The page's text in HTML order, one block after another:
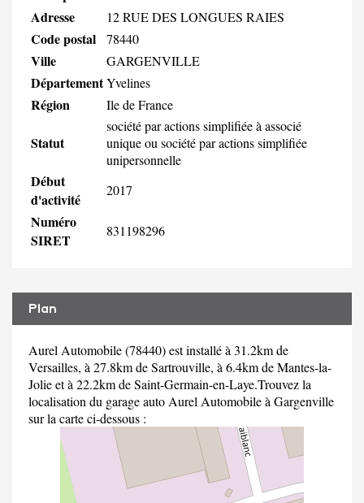
Adresse 12 RUE DES LONGUES RAIES
Code postal 78440
Ville GARGENVILLE
DépartementYvelines
Région Ile de France
Statut
société par actions simplifiée à associé
unique ou société par actions simplifiée
unipersonnelle
Début
d'activité
2017
Numéro
SIRET
831198296
Plan
Aurel Automobile (78440) est installé à 31.2km de
Versailles, à 27.8km de Sartrouville, à 6.4km de Mantes-la-
Jolie et à 22.2km de Saint-Germain-en-Laye.Trouvez la
localisation du garage auto Aurel Automobile à Gargenville
sur la carte ci-dessous :